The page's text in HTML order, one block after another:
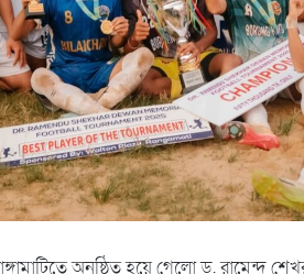
অনুষ্ঠিত হয়ে গেলো ড. রামেন্দু